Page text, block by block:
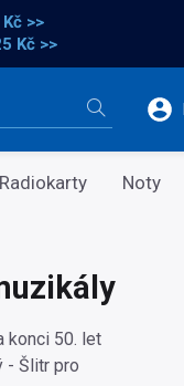
>>
Kč >>
Radiokarty Noty
konci 50. let
- Šlitr pro